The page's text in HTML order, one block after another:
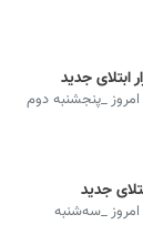
امروز _پنجشنبه دوم
امروز _سه‌شنبه